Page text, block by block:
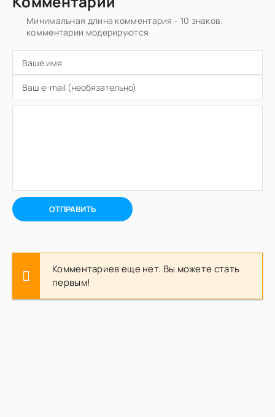
Минимальная длина комментария - 10 знаков.
комментарии модерируются
ОТПРАВИТЬ
Комментариев еще нет. Вы можете стать
первым!